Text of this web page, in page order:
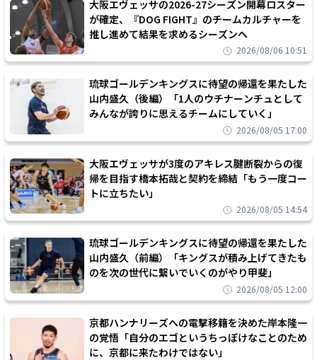
大阪エヴェッサの2026-27シーズン開幕ロスター
が確定、『DOG FIGHT』のチームカルチャーを
推し進めて結果を求めるシーズンへ
2026/08/06 10:51
琉球ゴールデンキングスに待望の帰還を果たした
山内盛久（後編）「1人のウチナーンチュとして
みんなが誇りに思えるチームにしていく」
2026/08/05 17:00
大阪エヴェッサが3度のアキレス腱断裂からの復
帰を目指す橋本拓哉と契約を締結「もう一度コー
トに立ちたい」
2026/08/05 14:54
琉球ゴールデンキングスに待望の帰還を果たした
山内盛久（前編）「キングスが積み上げてきたも
のを次の世代に繋いでいくのがやり甲斐」
2026/08/05 12:00
京都ハンナリーズへの電撃移籍を決めた岸本隆一
の覚悟「自分のエゴというちっぽけなことのため
に、京都に来たわけではない」